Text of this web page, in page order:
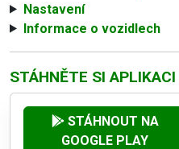
Nastavení
Informace o vozidlech
STÁHNĚTE SI
STÁHNOUT NA
GOOGLE PLAY